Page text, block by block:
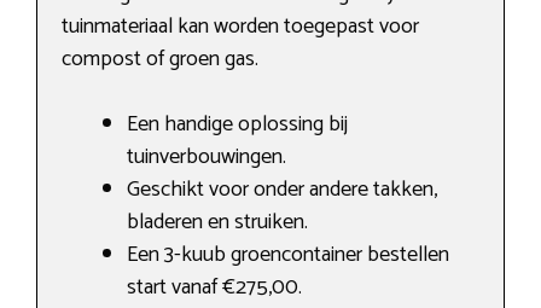
tuinmateriaal kan worden toegepast voor
compost of groen gas.
Een handige oplossing bij
tuinverbouwingen.
Geschikt voor onder andere takken,
bladeren en struiken.
Een 3-kuub groencontainer bestellen
start vanaf €275,00.